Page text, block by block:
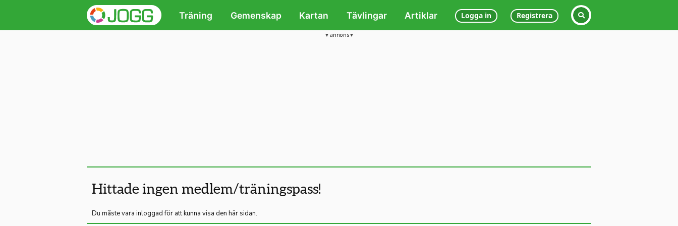
Träning Gemenskap Kartan Tävlingar Artiklar Logga in Registrera
annons
Hittade ingen medlem/träningspass!
Du måste vara inloggad för att kunna visa den här sidan.